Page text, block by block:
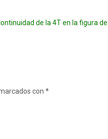
de la 4T en la figura de
con *